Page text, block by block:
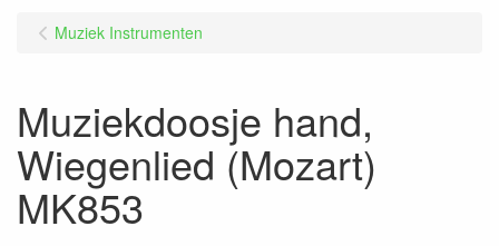
Muziek Instrumenten
Muziekdoosje hand,
Wiegenlied (Mozart)
MK853